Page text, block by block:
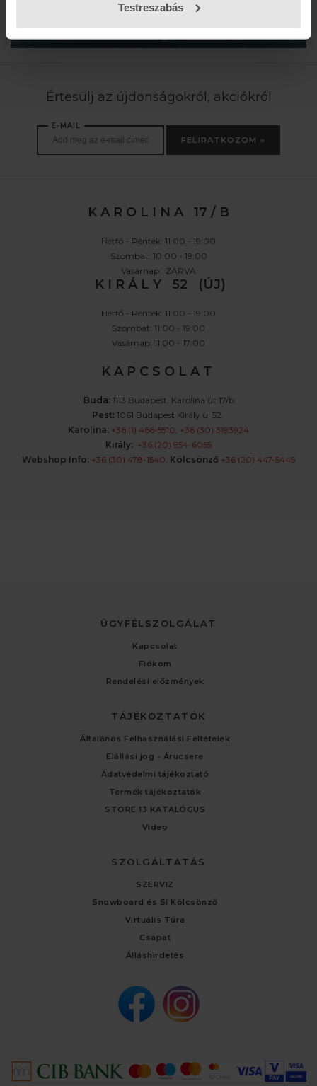
Testreszabás
Értesülj az újdonságokról, akciókról
E-MAIL
FELIRATKOZOM »
K A R O L I N A 17 / B
Hétfő - Péntek: 11:00 - 19:00
Szombat: 10:00 - 19:00
Vasárnap: ZÁRVA
K I R Á L Y 52 (ÚJ)
Hétfő - Péntek: 11:00 - 19:00
Szombat: 11:00 - 19:00
Vasárnap: 11:00 - 17:00
K A P C S O L A T
Buda: 1113 Budapest, Karolina út 17/b
Pest: 1061 Budapest Király u. 52.
Karolina: +36 (1) 466-5510, +36 (30) 3193924
Király: +36 (20) 954-6055
Webshop Info: +36 (30) 478-1540, Kölcsönző +36 (20) 447-5445
ÜGYFÉLSZOLGÁLAT
Kapcsolat
Fiókom
Rendelési előzmények
TÁJÉKOZTATÓK
Általános Felhasználási Feltételek
Elállási jog - Árucsere
Adatvédelmi tájékoztató
Termék tájékoztatók
STORE 13 KATALÓGUS
Video
SZOLGÁLTATÁS
SZERVIZ
Snowboard és Sí Kölcsönző
Virtuális Túra
Csapat
Álláshirdetés